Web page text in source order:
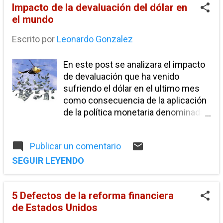
Impacto de la devaluación del dólar en
el mundo
Escrito por Leonardo Gonzalez
En este post se analizara el impacto
de devaluación que ha venido
sufriendo el dólar en el ultimo mes
como consecuencia de la aplicación
de la política monetaria denominada
federal genero dinero electrónico
para auto comprar bonos del tesoro,
este dinero lo utilizaron para adquirir
pudieran incrementar sus reservas
para poder contar con un mayor
Publicar un comentario
SEGUIR LEYENDO
5 Defectos de la reforma financiera
de Estados Unidos